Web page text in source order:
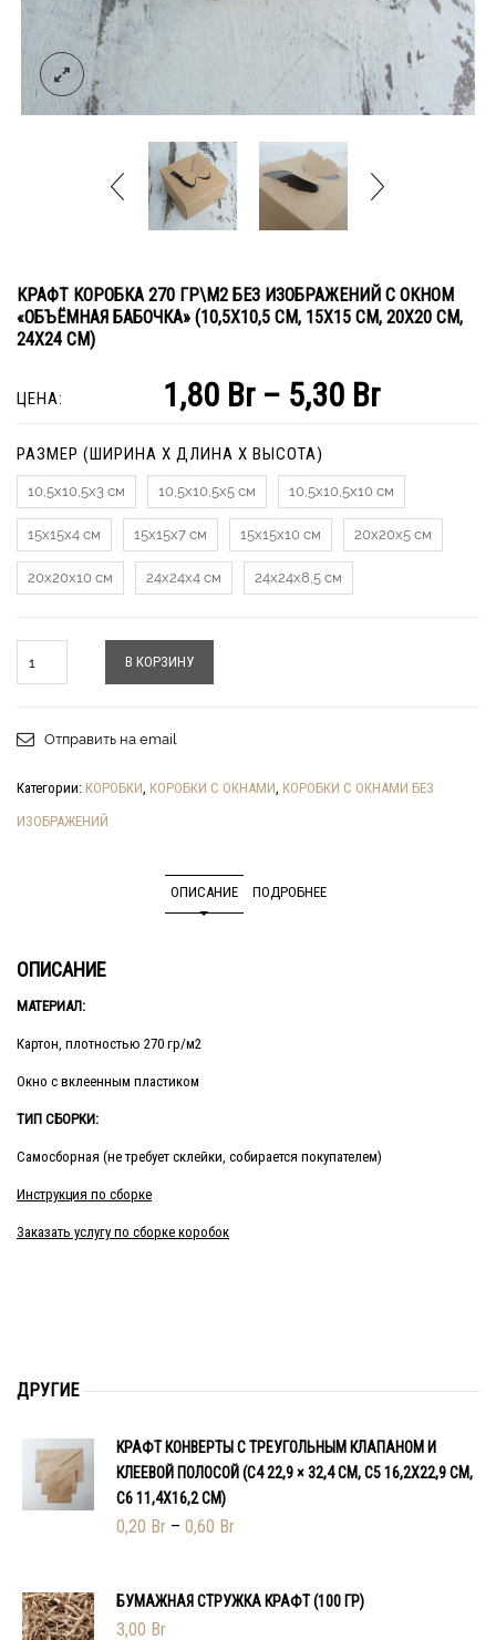
КРАФТ КОРОБКА 270 ГР\М2 БЕЗ ИЗОБРАЖЕНИЙ С ОКНОМ
«ОБЪЁМНАЯ БАБОЧКА» (10,5Х10,5 СМ, 15Х15 СМ, 20Х20 СМ,
24Х24 СМ)
ЦЕНА: 1,80 Br– 5,30 Br
РАЗМЕР (ШИРИНА Х ДЛИНА Х ВЫСОТА)
10,5х10,5х3 см 10,5х10,5х5 см 10,5х10,5х10 см
15х15х4 см 15х15х7 см 15х15х10 см 20х20х5 см
20х20х10 см 24х24х4 см 24х24х8,5 см
В КОРЗИНУ
Отправить на email
Категории: КОРОБКИ, КОРОБКИ С ОКНАМИ, КОРОБКИ С ОКНАМИ БЕЗ
ИЗОБРАЖЕНИЙ
ОПИСАНИЕ ПОДРОБНЕЕ
ОПИСАНИЕ
МАТЕРИАЛ:
Картон, плотностью 270 гр/м2
Окно с вклеенным пластиком
ТИП СБОРКИ:
Самосборная (не требует склейки, собирается покупателем)
Инструкция по сборке
Заказать услугу по сборке коробок
ДРУГИЕ
КРАФТ КОНВЕРТЫ С ТРЕУГОЛЬНЫМ КЛАПАНОМ И
КЛЕЕВОЙ ПОЛОСОЙ (С4 22,9 × 32,4 СМ, С5 16,2Х22,9 СМ,
С6 11,4Х16,2 СМ)
0,20 Br – 0,60 Br
БУМАЖНАЯ СТРУЖКА КРАФТ (100 ГР)
3,00 Br